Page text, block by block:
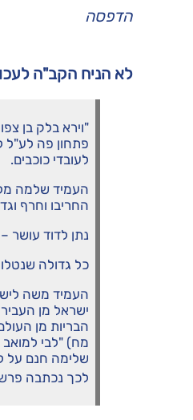
הדפסה
לא הניח הקב"ה
"וירא בלק בן
פתחון פה לע"ל
לעובדי כוכבים.
העמיד שלמה
החריבו וחרף
נתן לדוד עושר
כל גדולה
העמיד משה
ישראל מן
הבריות מן
מח) "לבי למואב
שלימה חנם על
לכך נכתבה